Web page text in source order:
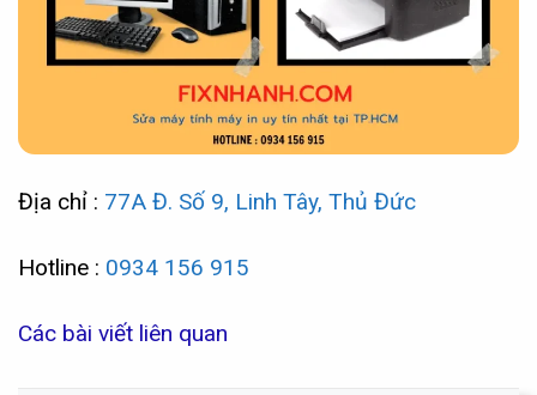
Địa chỉ : 77A Đ. Số 9, Linh Tây, Thủ Đức
Hotline : 0934 156 915
Các bài viết liên quan